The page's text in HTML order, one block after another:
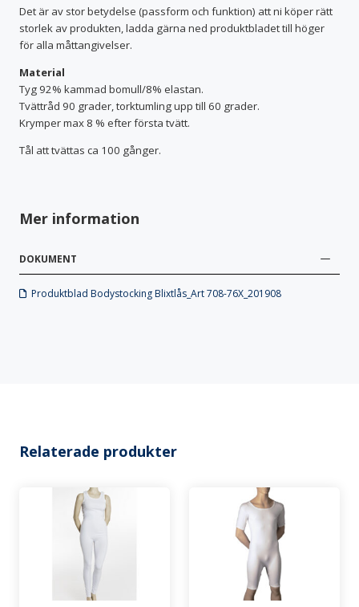
Det är av stor betydelse (passform och funktion) att ni köper rätt
storlek av produkten, ladda gärna ned produktbladet till höger
för alla måttangivelser.
Material
Tyg 92% kammad bomull/8% elastan.
Tvättråd 90 grader, torktumling upp till 60 grader.
Krymper max 8 % efter första tvätt.
Tål att tvättas ca 100 gånger.
Mer information
DOKUMENT
Produktblad Bodystocking Blixtlås_Art 708-76X_201908
Relaterade produkter